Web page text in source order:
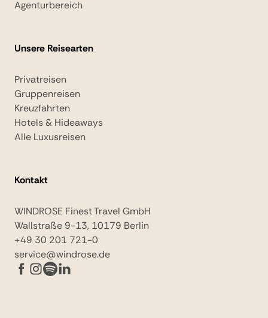
Agenturbereich
Unsere Reisearten
Privatreisen
Gruppenreisen
Kreuzfahrten
Hotels & Hideaways
Alle Luxusreisen
Kontakt
WINDROSE Finest Travel GmbH
Wallstraße 9-13, 10179 Berlin
+49 30 201 721-0
service@windrose.de